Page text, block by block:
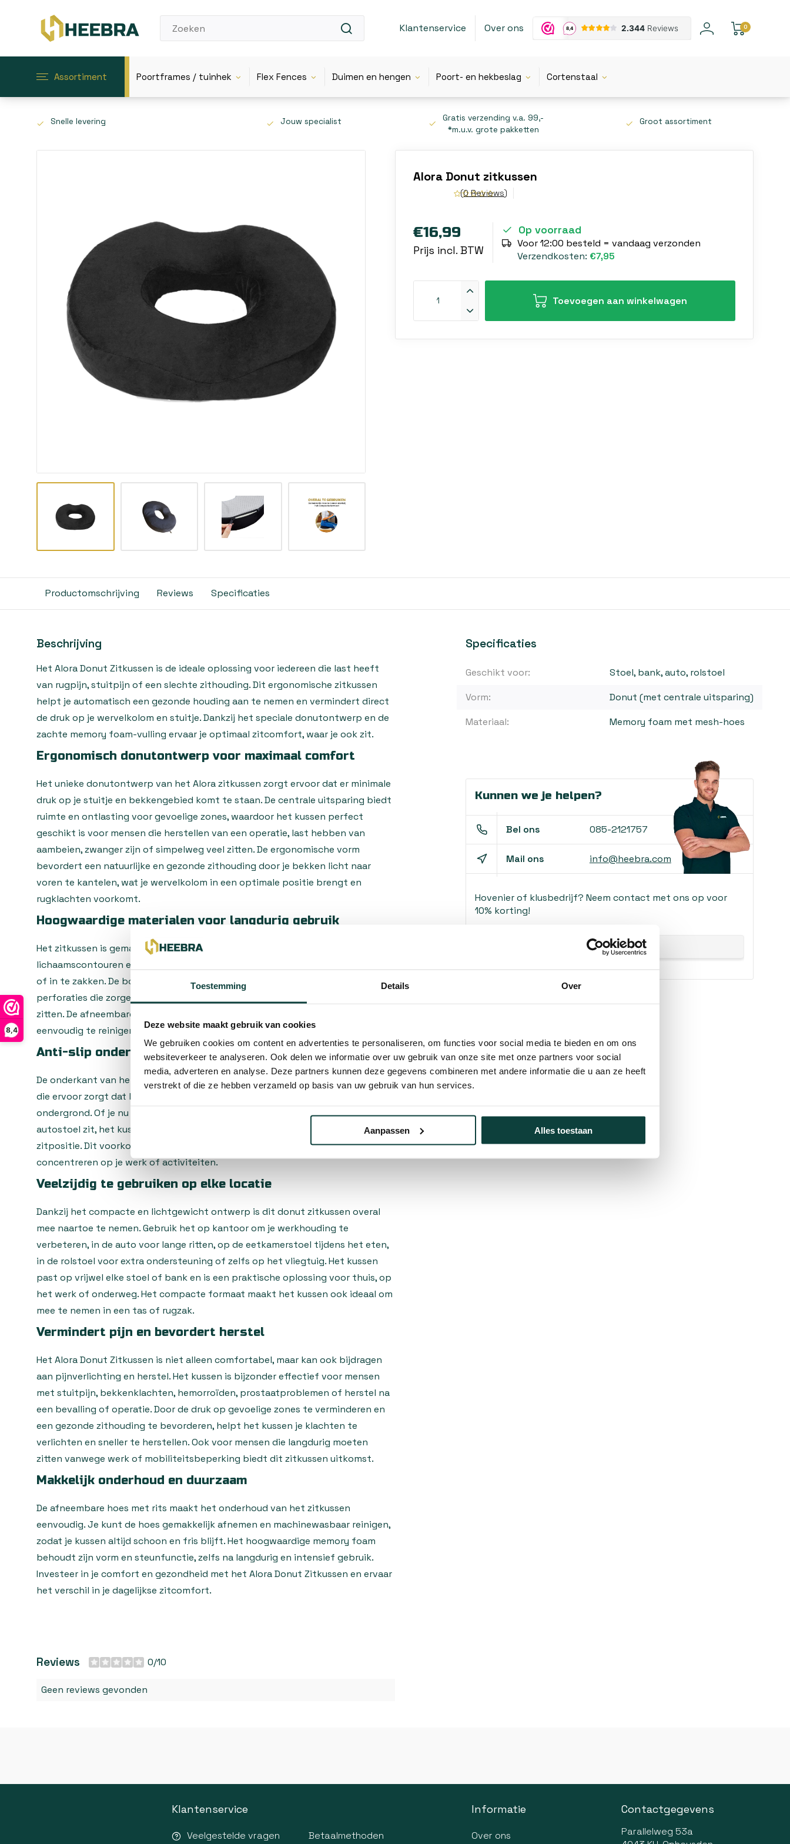
8,4
Toestemming Details Over
Deze website maakt gebruik van cookies
We gebruiken cookies om content en advertenties te personaliseren, om functies voor social media te bieden en om ons
websiteverkeer te analyseren. Ook delen we informatie over uw gebruik van onze site met onze partners voor social
media, adverteren en analyse. Deze partners kunnen deze gegevens combineren met andere informatie die u aan ze heeft
verstrekt of die ze hebben verzameld op basis van uw gebruik van hun services.
Aanpassen Alles toestaan
Klantenservice Over ons 0
Assortiment Poortframes / tuinhek Flex Fences Duimen en hengen Poort- en hekbeslag Cortenstaal
Snelle levering Jouw specialist
Gratis verzending v.a. 99,-
*m.u.v. grote pakketten
Groot assortiment
Alora Donut zitkussen
(0 Reviews)
€16,99
Prijs incl. BTW
Op voorraad
Voor 12:00 besteld = vandaag verzonden
Verzendkosten: €7,95
Toevoegen aan winkelwagen
Productomschrijving Reviews Specificaties
Beschrijving
Het Alora Donut Zitkussen is de ideale oplossing voor iedereen die last heeft
van rugpijn, stuitpijn of een slechte zithouding. Dit ergonomische zitkussen
helpt je automatisch een gezonde houding aan te nemen en vermindert direct
de druk op je wervelkolom en stuitje. Dankzij het speciale donutontwerp en de
zachte memory foam-vulling ervaar je optimaal zitcomfort, waar je ook zit.
Ergonomisch donutontwerp voor maximaal comfort
Het unieke donutontwerp van het Alora zitkussen zorgt ervoor dat er minimale
druk op je stuitje en bekkengebied komt te staan. De centrale uitsparing biedt
ruimte en ontlasting voor gevoelige zones, waardoor het kussen perfect
geschikt is voor mensen die herstellen van een operatie, last hebben van
aambeien, zwanger zijn of simpelweg veel zitten. De ergonomische vorm
bevordert een natuurlijke en gezonde zithouding door je bekken licht naar
voren te kantelen, wat je wervelkolom in een optimale positie brengt en
rugklachten voorkomt.
Hoogwaardige materialen voor langdurig gebruik
Het zitkussen is gemaakt van premium memory foam die zich aanpast aan je
lichaamscontouren en langdurige ondersteuning biedt zonder warm te worden
of in te zakken. De bovenlaag heeft een ademend mesh-ontwerp met kleine
perforaties die zorgen voor optimale luchtcirculatie, zelfs tijdens langdurig
zitten. De afneembare hoes met handige rits is gemaakt van duurzame stof en
eenvoudig te reinigen, zodat je kussen altijd fris en hygiënisch blijft.
Anti-slip onderkant voor stabiele zitpositie
De onderkant van het Alora Donut Zitkussen is voorzien van een anti-slip laag
die ervoor zorgt dat het kussen stevig op zijn plaats blijft, ongeacht het type
ondergrond. Of je nu op een gladde bureaustoel, een leren bank of een
autostoel zit, het kussen schuift niet weg en garandeert een stabiele
zitpositie. Dit voorkomt irritatie en zorgt ervoor dat je je volledig kunt
concentreren op je werk of activiteiten.
Veelzijdig te gebruiken op elke locatie
Dankzij het compacte en lichtgewicht ontwerp is dit donut zitkussen overal
mee naartoe te nemen. Gebruik het op kantoor om je werkhouding te
verbeteren, in de auto voor lange ritten, op de eetkamerstoel tijdens het eten,
in de rolstoel voor extra ondersteuning of zelfs op het vliegtuig. Het kussen
past op vrijwel elke stoel of bank en is een praktische oplossing voor thuis, op
het werk of onderweg. Het compacte formaat maakt het kussen ook ideaal om
mee te nemen in een tas of rugzak.
Vermindert pijn en bevordert herstel
Het Alora Donut Zitkussen is niet alleen comfortabel, maar kan ook bijdragen
aan pijnverlichting en herstel. Het kussen is bijzonder effectief voor mensen
met stuitpijn, bekkenklachten, hemorroïden, prostaatproblemen of herstel na
een bevalling of operatie. Door de druk op gevoelige zones te verminderen en
een gezonde zithouding te bevorderen, helpt het kussen je klachten te
verlichten en sneller te herstellen. Ook voor mensen die langdurig moeten
zitten vanwege werk of mobiliteitsbeperking biedt dit zitkussen uitkomst.
Makkelijk onderhoud en duurzaam
De afneembare hoes met rits maakt het onderhoud van het zitkussen
eenvoudig. Je kunt de hoes gemakkelijk afnemen en machinewasbaar reinigen,
zodat je kussen altijd schoon en fris blijft. Het hoogwaardige memory foam
behoudt zijn vorm en steunfunctie, zelfs na langdurig en intensief gebruik.
Investeer in je comfort en gezondheid met het Alora Donut Zitkussen en ervaar
het verschil in je dagelijkse zitcomfort.
Reviews 0/10
Geen reviews gevonden
Specificaties
Geschikt voor:
Stoel, bank, auto, rolstoel
Vorm:
Donut (met centrale uitsparing)
Materiaal:
Memory foam met mesh-hoes
Kunnen we je helpen?
Bel ons 085-2121757
Mail ons info@heebra.com
Hovenier of klusbedrijf? Neem contact met ons op voor
10% korting!
Klantenservice
Veelgestelde vragen Betaalmethoden
Informatie
Over ons
Contactgegevens
Parallelweg 53a